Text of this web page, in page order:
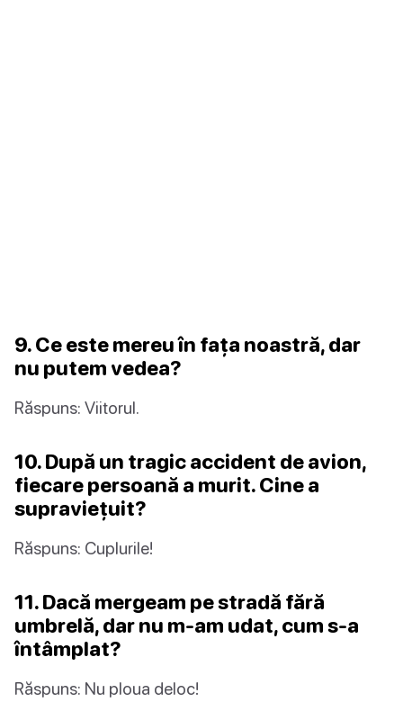
9. Ce este mereu în fața noastră, dar
nu putem vedea?
Răspuns: Viitorul.
10. După un tragic accident de avion,
fiecare persoană a murit. Cine a
supraviețuit?
Răspuns: Cuplurile!
11. Dacă mergeam pe stradă fără
umbrelă, dar nu m-am udat, cum s-a
întâmplat?
Răspuns: Nu ploua deloc!